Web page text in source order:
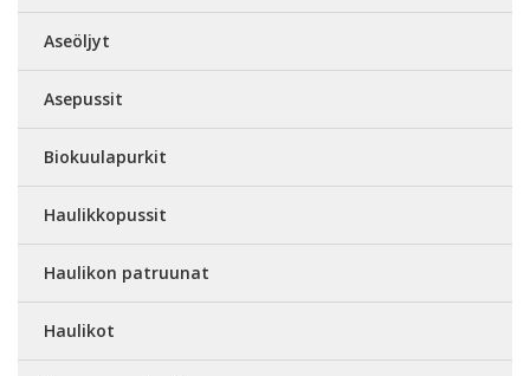
Aseöljyt
Asepussit
Biokuulapurkit
Haulikkopussit
Haulikon patruunat
Haulikot